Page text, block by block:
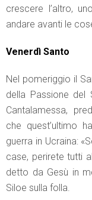
crescere l’altro,
andare avanti le
Venerdì Santo
Nel pomeriggio il
della Passione del
Cantalamessa,
che quest’ultimo
guerra in Ucraina:
case, perirete tutti
detto da Gesù in
Siloe sulla folla.